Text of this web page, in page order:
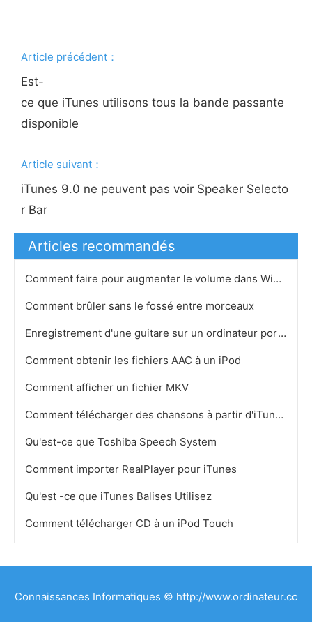
Article précédent：
Est-
ce que iTunes utilisons tous la bande passante
disponible
Article suivant：
iTunes 9.0 ne peuvent pas voir Speaker Selecto
r Bar
Articles recommandés
Comment faire pour augmenter le volume dans Windows Media
Comment brûler sans le fossé entre morceaux
Enregistrement d'une guitare sur un ordinateur portable
Comment obtenir les fichiers AAC à un iPod
Comment afficher un fichier MKV
Comment télécharger des chansons à partir d'iTunes sur CD
Qu'est-ce que Toshiba Speech System
Comment importer RealPlayer pour iTunes
Qu'est -ce que iTunes Balises Utilisez
Comment télécharger CD à un iPod Touch
Connaissances Informatiques © http://www.ordinateur.cc